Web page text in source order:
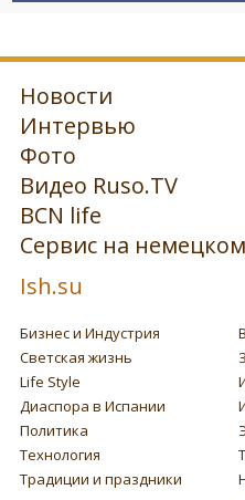
Новости
Интервью
Фото
Видео Ruso.TV
BCN life
Сервис на немецком
Ish.su
Бизнес и Индустрия
Светская жизнь
Life Style
Диаспора в Испании
Политика
Технология
Традиции и праздники